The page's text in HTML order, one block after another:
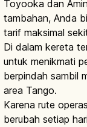
Toyooka dan
tambahan, Anda
tarif maksimal
Di dalam kereta
untuk menikmati
berpindah sambil
area Tango.
Karena rute
berubah setiap